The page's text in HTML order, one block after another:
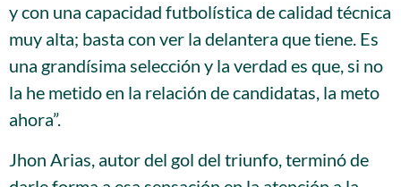
y con una capacidad futbolística de calidad técnica
muy alta; basta con ver la delantera que tiene. Es
una grandísima selección y la verdad es que, si no
la he metido en la relación de candidatas, la meto
ahora”.
Jhon Arias, autor del gol del triunfo, terminó de